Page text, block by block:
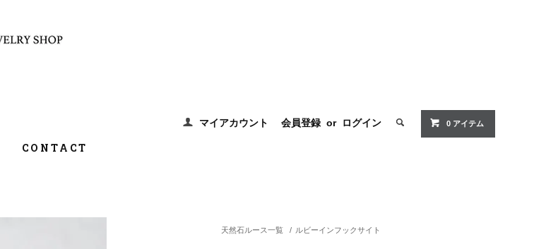
マイアカウント 会員登録 or ログイン 0 アイテム
CONTACT
天然石ルース一覧 / ルビーインフックサイト